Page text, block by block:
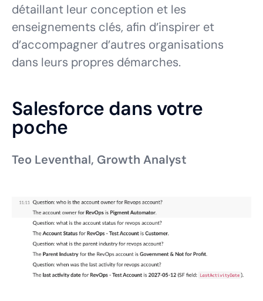
détaillant leur conception et les
enseignements clés, afin d’inspirer et
d’accompagner d’autres organisations
dans leurs propres démarches.
Salesforce dans votre
poche
Teo Leventhal, Growth Analyst